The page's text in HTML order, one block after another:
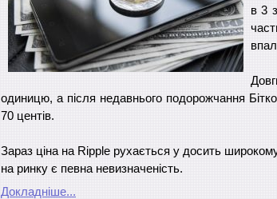
в 3
одиницю, а після недавнього подорожчання
70 центів.
Зараз ціна на Ripple рухається у досить
на ринку є певна невизначеність.
Докладніше...